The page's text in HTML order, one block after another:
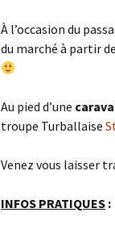
À l’occasion du
du marché à partir
Au pied d’une
troupe Turballaise
Venez vous laisser
INFOS PRATIQUES :